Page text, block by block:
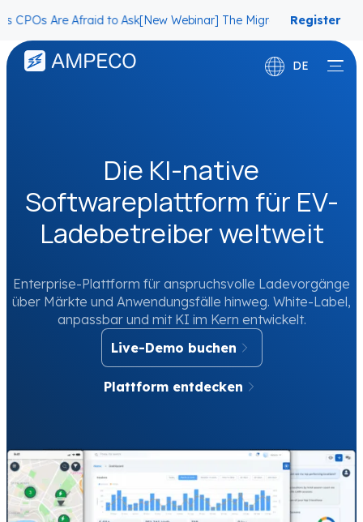
Afraid to Ask[New Webinar] The Migration Questions CPOs Are
Register
Now
DE
Die KI-native
Softwareplattform für EV-
Ladebetreiber weltweit
Enterprise-Plattform für anspruchsvolle Ladevorgänge
über Märkte und Anwendungsfälle hinweg. White-Label,
anpassbar und mit KI im Kern entwickelt.
Live-Demo buchen
Plattform entdecken